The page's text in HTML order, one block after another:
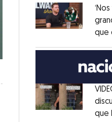
Opens in newque
Opens in newque